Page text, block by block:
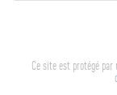
Ce site est protégé par